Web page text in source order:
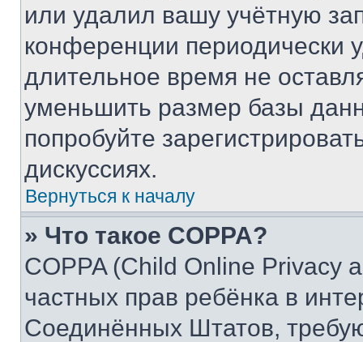
или удалил вашу учётную
конференции периодически
длительное время не
уменьшить размер базы
попробуйте
дискуссиях.
Вернуться к началу
» Что такое COPPA?
COPPA (Child Online Privacy
частных прав ребёнка в
Соединённых Штатов,